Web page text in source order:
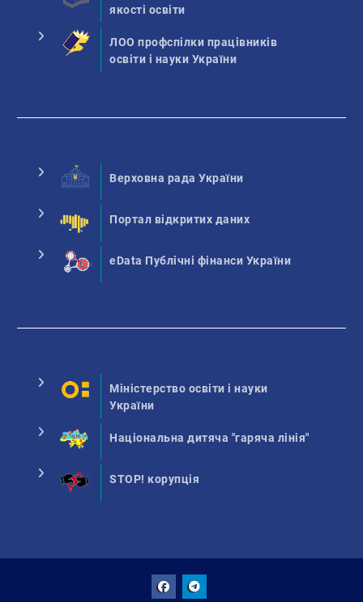
якості освіти
ЛОО профспілки працівників
освіти і науки України
Верховна рада України
Портал відкритих даних
eData Публічні фінанси України
Міністерство освіти і науки
України
Національна дитяча "гаряча лінія"
STOP! корупція